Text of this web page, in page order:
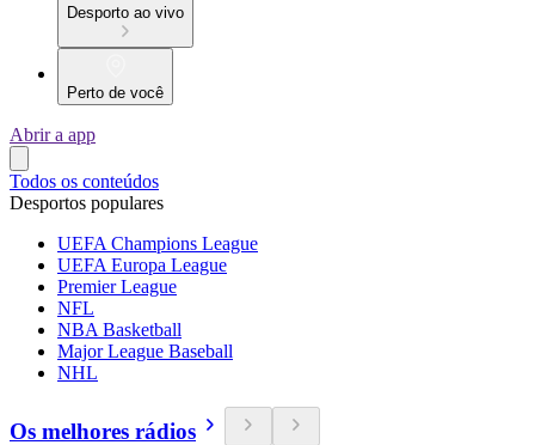
Desporto ao vivo
Perto de você
Abrir a app
Todos os conteúdos
Desportos populares
UEFA Champions League
UEFA Europa League
Premier League
NFL
NBA Basketball
Major League Baseball
NHL
Os melhores rádios